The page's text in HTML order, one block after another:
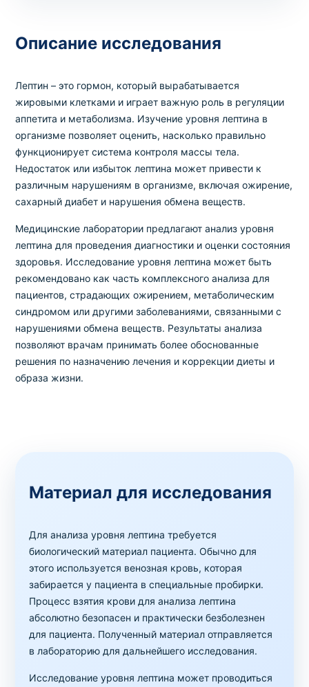
Описание исследования
Лептин – это гормон, который вырабатывается
жировыми клетками и играет важную роль в регуляции
аппетита и метаболизма. Изучение уровня лептина в
организме позволяет оценить, насколько правильно
функционирует система контроля массы тела.
Недостаток или избыток лептина может привести к
различным нарушениям в организме, включая ожирение,
сахарный диабет и нарушения обмена веществ.
Медицинские лаборатории предлагают анализ уровня
лептина для проведения диагностики и оценки состояния
здоровья. Исследование уровня лептина может быть
рекомендовано как часть комплексного анализа для
пациентов, страдающих ожирением, метаболическим
синдромом или другими заболеваниями, связанными с
нарушениями обмена веществ. Результаты анализа
позволяют врачам принимать более обоснованные
решения по назначению лечения и коррекции диеты и
образа жизни.
Материал для исследования
Для анализа уровня лептина требуется
биологический материал пациента. Обычно для
этого используется венозная кровь, которая
забирается у пациента в специальные пробирки.
Процесс взятия крови для анализа лептина
абсолютно безопасен и практически безболезнен
для пациента. Полученный материал отправляется
в лабораторию для дальнейшего исследования.
Исследование уровня лептина может проводиться
Выбрать клинику
Оформить заказ
Если вы не знаете, какие анализы вам
необходимы,запишитесь к врачуна
консультацию .
* Администрация клиники принимает все меры для
своевременного обновления размещённого на сайте
прайс-листа. Однако, чтобы избежать возможных
недоразумений, рекомендуем уточнять стоимость и
сроки выполнения исследований по телефонам,
указанным на сайте.